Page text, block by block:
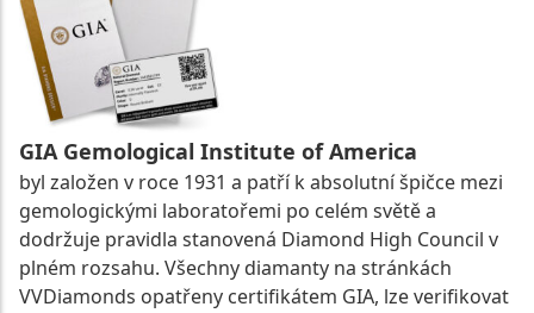
GIA Gemological Institute of America
byl založen v roce 1931 a patří k absolutní špičce mezi
gemologickými laboratořemi po celém světě a
dodržuje pravidla stanovená Diamond High Council v
plném rozsahu. Všechny diamanty na stránkách
VVDiamonds opatřeny certifikátem GIA, lze verifikovat